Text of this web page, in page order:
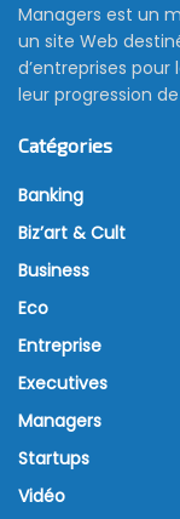
Managers est un
un site Web
d’entreprises
leur progression
Catégories
Banking
Biz’art & Cult
Business
Eco
Entreprise
Executives
Managers
Startups
Vidéo